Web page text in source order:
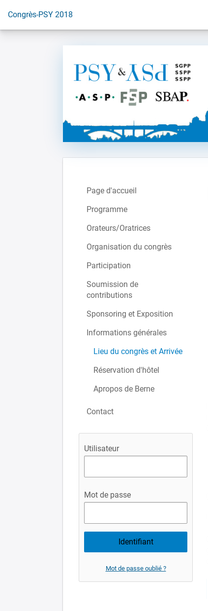
Vers la page d'accueil
Congrès-PSY 2018
Page d'accueil
Programme
Orateurs/Oratrices
Organisation du congrès
Participation
Soumission de
contributions
Sponsoring et Exposition
Informations générales
Lieu du congrès et Arrivée
Réservation d'hôtel
Apropos de Berne
Contact
Utilisateur
Mot de passe
Mot de passe oublié ?